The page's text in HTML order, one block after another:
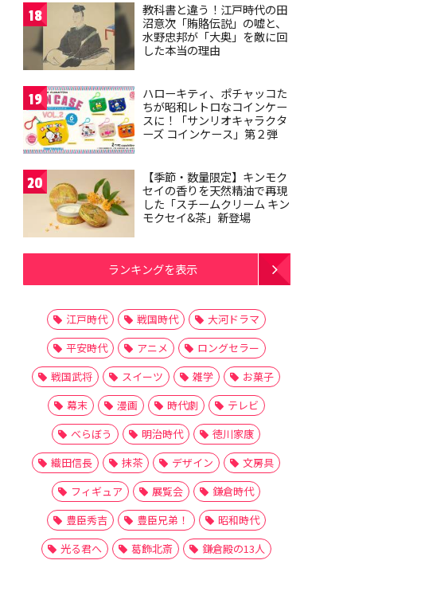
18
教科書と違う！江戸時代の田
沼意次「賄賂伝説」の嘘と、
水野忠邦が「大奥」を敵に回
した本当の理由
19
ハローキティ、ポチャッコた
ちが昭和レトロなコインケー
スに！「サンリオキャラクタ
ーズ コインケース」第２弾
20
【季節・数量限定】キンモク
セイの香りを天然精油で再現
した「スチームクリーム キン
モクセイ&茶」新登場
ランキングを表示
江戸時代 戦国時代
大河ドラマ
平安時代
アニメ
ロングセラー
戦国武将
スイーツ 雑学
お菓子
幕末
漫画 時代劇
テレビ
べらぼう
明治時代
徳川家康
織田信長
抹茶 デザイン
文房具
フィギュア
展覧会
鎌倉時代
豊臣秀吉
豊臣兄弟！
昭和時代
光る君へ
葛飾北斎 鎌倉殿の13人